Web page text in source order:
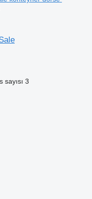
sayısı 3